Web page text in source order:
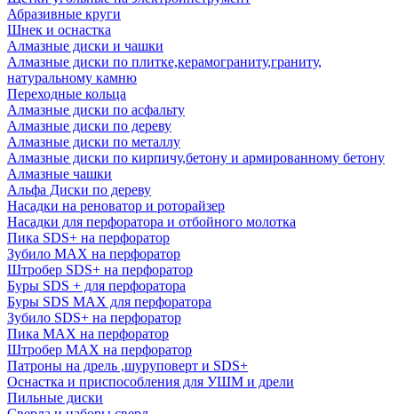
Абразивные круги
Шнек и оснастка
Алмазные диски и чашки
Алмазные диски по плитке,керамограниту,граниту,
натуральному камню
Переходные кольца
Алмазные диски по асфальту
Алмазные диски по дереву
Алмазные диски по металлу
Алмазные диски по кирпичу,бетону и армированному бетону
Алмазные чашки
Альфа Диски по дереву
Насадки на реноватор и роторайзер
Насадки для перфоратора и отбойного молотка
Пика SDS+ на перфоратор
Зубило MAX на перфоратор
Штробер SDS+ на перфоратор
Буры SDS + для перфоратора
Буры SDS MAX для перфоратора
Зубило SDS+ на перфоратор
Пика MAX на перфоратор
Штробер MAX на перфоратор
Патроны на дрель ,шуруповерт и SDS+
Оснастка и приспособления для УШМ и дрели
Пильные диски